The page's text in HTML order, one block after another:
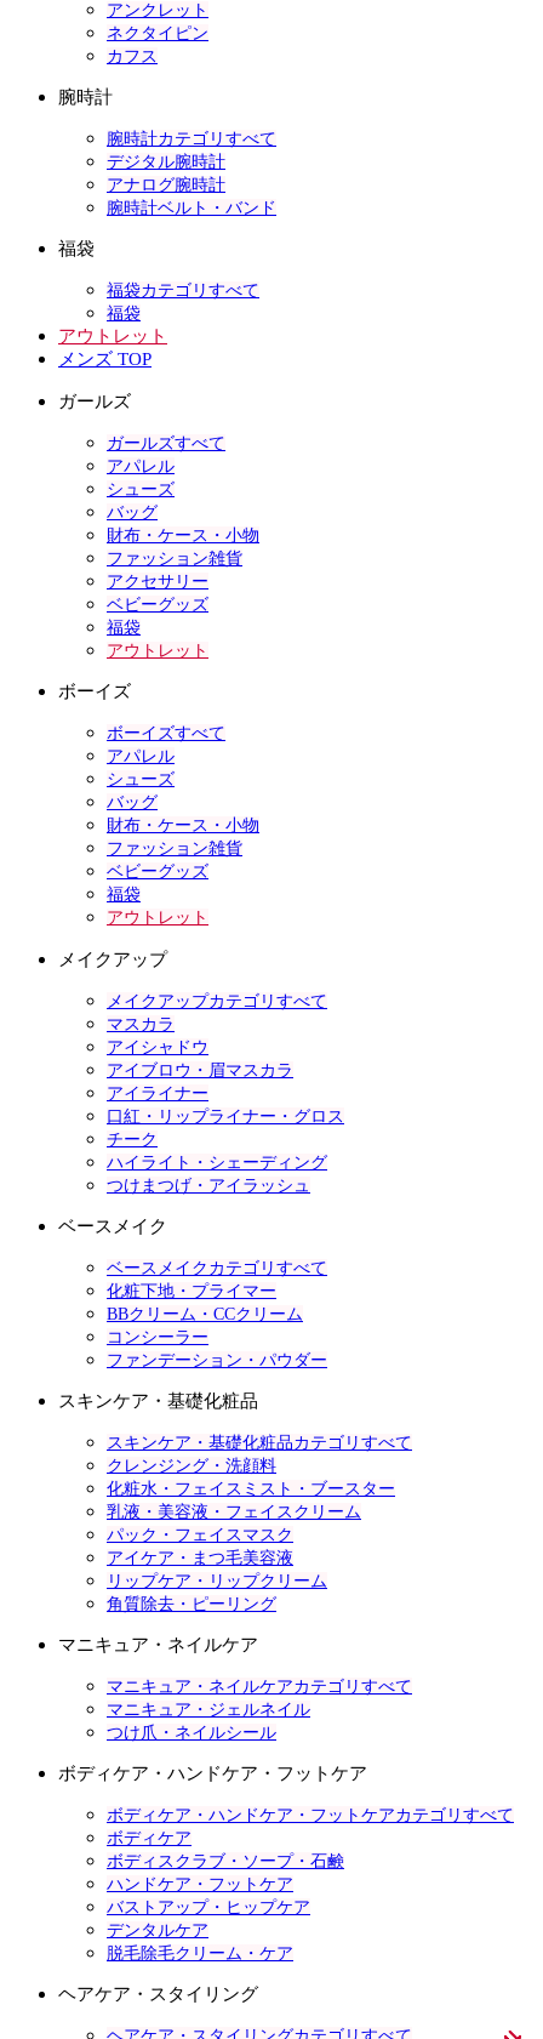
アンクレット
ネクタイピン
カフス
腕時計
腕時計カテゴリすべて
デジタル腕時計
アナログ腕時計
腕時計ベルト・バンド
福袋
福袋カテゴリすべて
福袋
アウトレット
メンズ TOP
ガールズ
ガールズすべて
アパレル
シューズ
バッグ
財布・ケース・小物
ファッション雑貨
アクセサリー
ベビーグッズ
福袋
アウトレット
ボーイズ
ボーイズすべて
アパレル
シューズ
バッグ
財布・ケース・小物
ファッション雑貨
ベビーグッズ
福袋
アウトレット
メイクアップ
メイクアップカテゴリすべて
マスカラ
アイシャドウ
アイブロウ・眉マスカラ
アイライナー
口紅・リップライナー・グロス
チーク
ハイライト・シェーディング
つけまつげ・アイラッシュ
ベースメイク
ベースメイクカテゴリすべて
化粧下地・プライマー
BBクリーム・CCクリーム
コンシーラー
ファンデーション・パウダー
スキンケア・基礎化粧品
スキンケア・基礎化粧品カテゴリすべて
クレンジング・洗顔料
化粧水・フェイスミスト・ブースター
乳液・美容液・フェイスクリーム
パック・フェイスマスク
アイケア・まつ毛美容液
リップケア・リップクリーム
角質除去・ピーリング
マニキュア・ネイルケア
マニキュア・ネイルケアカテゴリすべて
マニキュア・ジェルネイル
つけ爪・ネイルシール
ボディケア・ハンドケア・フットケア
ボディケア・ハンドケア・フットケアカテゴリすべて
ボディケア
ボディスクラブ・ソープ・石鹸
ハンドケア・フットケア
バストアップ・ヒップケア
デンタルケア
脱毛除毛クリーム・ケア
ヘアケア・スタイリング